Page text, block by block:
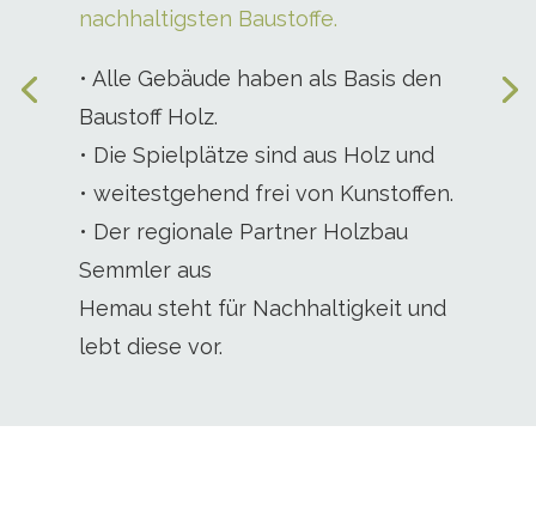
nachhaltigsten Baustoffe.
• Alle Gebäude haben als Basis den
Baustoff Holz.
• Die Spielplätze sind aus Holz und
• weitestgehend frei von Kunstoffen.
• Der regionale Partner Holzbau
Semmler aus
Hemau steht für Nachhaltigkeit und
lebt diese vor.